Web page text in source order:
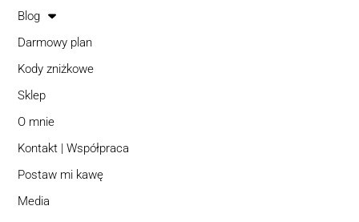
Blog
Darmowy plan
Kody zniżkowe
Sklep
O mnie
Kontakt | Współpraca
Postaw mi kawę
Media